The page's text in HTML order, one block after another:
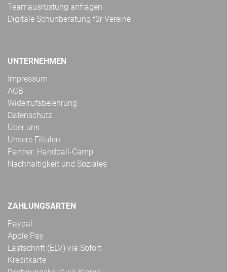
Teamausrüstung anfragen
Digitale Schuhberatung für Vereine
UNTERNEHMEN
Impressum
AGB
Widerrufsbelehrung
Datenschutz
Über uns
Unsere Filialen
Partner: Handball-Camp
Nachhaltigkeit und Soziales
ZAHLUNGSARTEN
Paypal
Apple Pay
Lastschrift (ELV) via Sofort
Kreditkarte